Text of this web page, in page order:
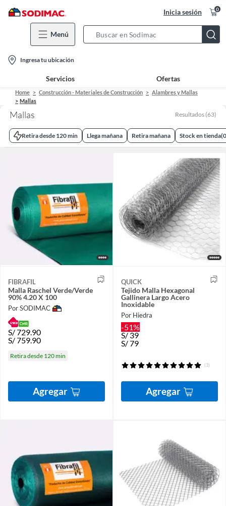
Inicia sesión 0
Menú
Bar
location-
icon
Ingresa tu ubicación
Servicios Ofertas
Home Construcción - Materiales de Construcción
Alambres y Mallas
Mallas
Mallas Resultados (63)
Retira desde 120 min Llega mañana Retira mañana Stock en tienda(0
FIBRAFIL
Malla Raschel Verde/Verde
90% 4.20 X 100
Por SODIMAC
S/729.90
S/759.90
Retira desde 120 min
Agregar
QUICK
Tejido Malla Hexagonal
Gallinera Largo Acero
Inoxidable
Por Hiedra
-51%
S/ 39
S/79
(1)
Agregar